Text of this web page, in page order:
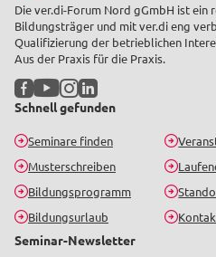
Die ver.di-Forum Nord gGmbH ist ein
Bildungsträger und mit ver.di eng
Qualifizierung der betrieblichen
Aus der Praxis für die Praxis.
Facebook
YouTubeInstagram
LinkedIn
Schnell gefunden
Seminare finden
Musterschreiben
Bildungsprogramm
Bildungsurlaub
Seminar-Newsletter